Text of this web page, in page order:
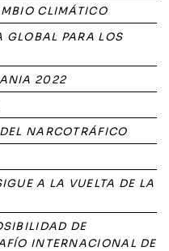
CLIMÁTICO
GLOBAL PARA LOS
2022
NARCOTRÁFICO
A LA VUELTA DE LA
DE
INTERNACIONAL DE